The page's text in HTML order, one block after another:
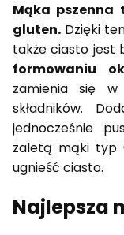
Mąka
gluten. Dzięki
także ciasto jest
formowaniu
zamienia się
składników.
jednocześnie
zaletą mąki typ
ugnieść ciasto.
Najlepsza